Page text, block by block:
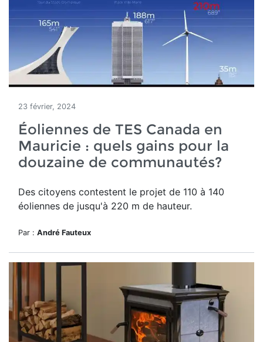
23 février, 2024
Éoliennes de TES Canada en
Mauricie : quels gains pour la
douzaine de communautés?
Des citoyens contestent le projet de 110 à 140
éoliennes de jusqu'à 220 m de hauteur.
Par : André Fauteux